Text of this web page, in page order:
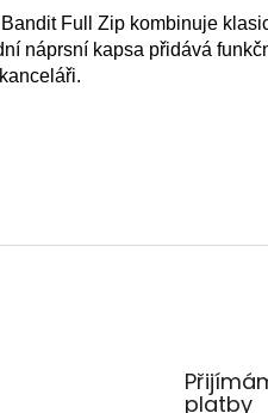
Full Zip kombinuje
náprsní kapsa přidává
platby